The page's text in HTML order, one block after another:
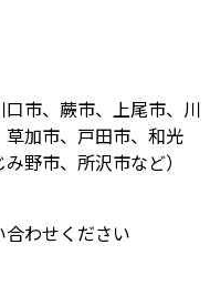
市、蕨市、上尾市、川
加市、戸田市、和光
野市、所沢市など）
わせください